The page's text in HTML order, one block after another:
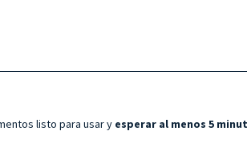
listo para usar y esperar al menos 5